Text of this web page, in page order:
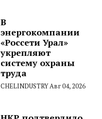
В
энергокомпании
«Россети Урал»
укрепляют
систему охраны
труда
CHELINDUSTRYАвг 04, 2026